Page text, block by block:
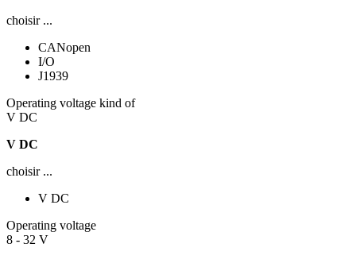
choisir ...
CANopen
I/O
J1939
Operating voltage kind of
V DC
V DC
choisir ...
V DC
Operating voltage
8 - 32 V